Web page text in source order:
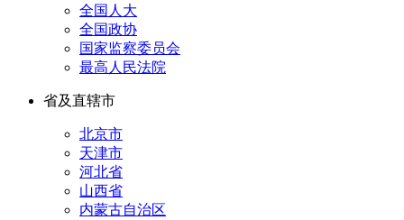
全国人大
全国政协
国家监察委员会
最高人民法院
省及直辖市
北京市
天津市
河北省
山西省
内蒙古自治区